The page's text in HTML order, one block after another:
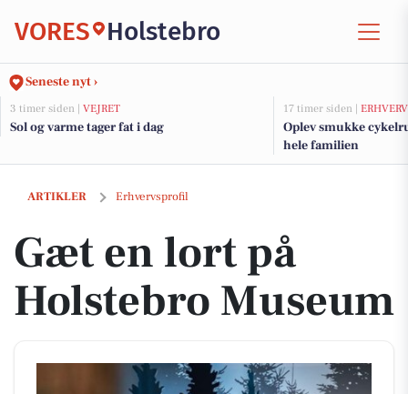
VORES Holstebro
Seneste nyt ›
3 timer siden | VEJRET
Sol og varme tager fat i dag
17 timer siden | ERHVERV
Oplev smukke
hele familien
ARTIKLER Erhvervsprofil
Gæt en lort på Holstebro Museum
Gæt en lort på
Holstebro Museum